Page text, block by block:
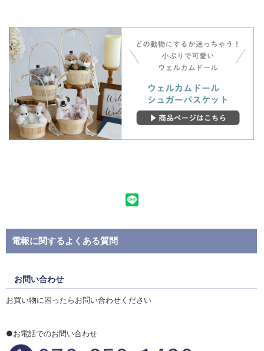
電報に関するよくある質問
お問い合わせ
お買い物に困ったらお問い合わせください
●お電話でのお問い合わせ